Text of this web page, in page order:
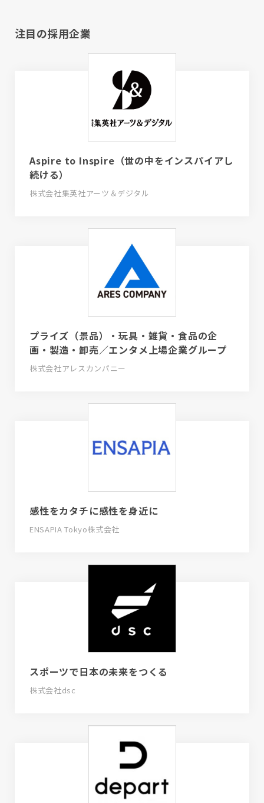
注目の採用企業
Aspire to Inspire（世の中をインスパイアし
続ける）
株式会社集英社アーツ＆デジタル
プライズ（景品）・玩具・雑貨・食品の企
画・製造・卸売／エンタメ上場企業グループ
株式会社アレスカンパニー
感性をカタチに感性を身近に
ENSAPIA Tokyo株式会社
スポーツで日本の未来をつくる
株式会社dsc